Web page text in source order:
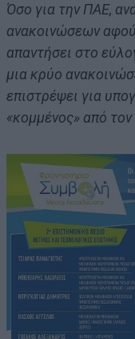
Όσο για την ΠΑΕ,
ανακοινώσεων
απαντήσει στο
μια κρύο
επιστρέψει για
«κομμένος» από